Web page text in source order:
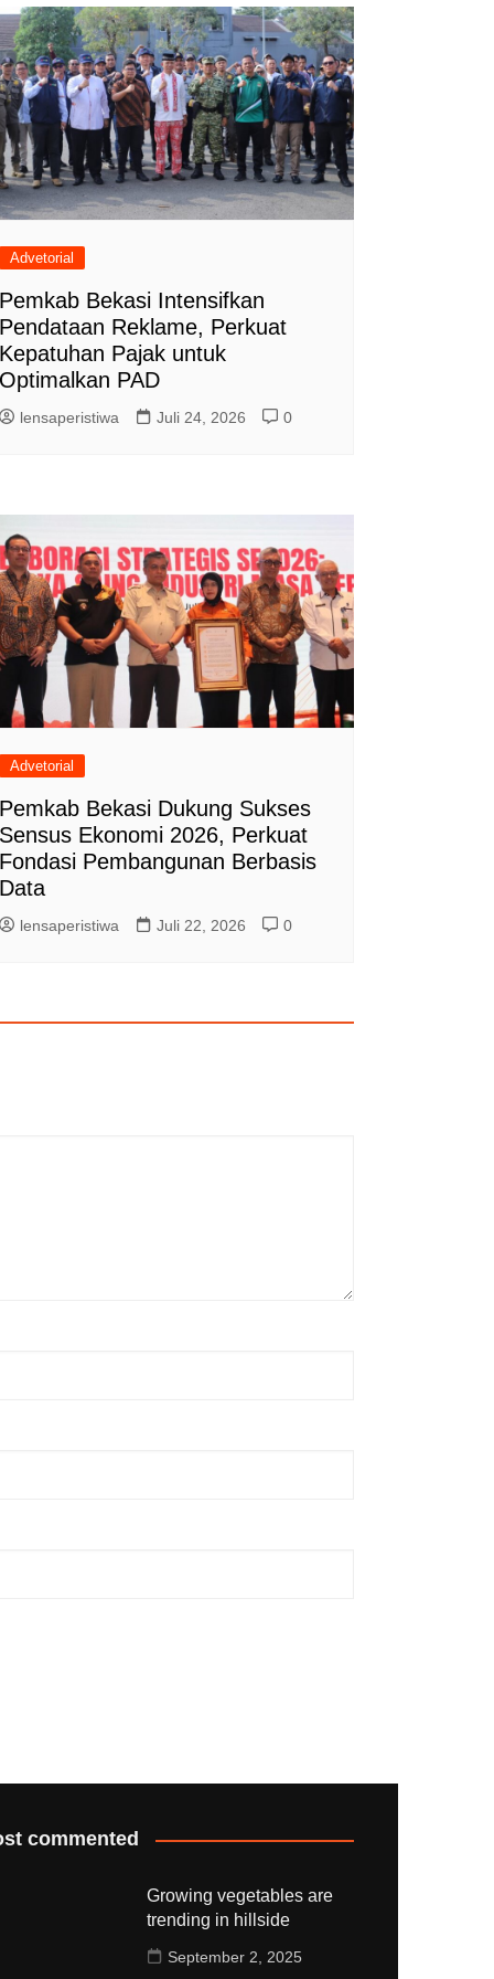
Advetorial
Bekasi Intensifkan
Reklame, Perkuat
Pajak untuk
PAD
lensaperistiwa Juli 24, 2026 0
Advetorial
Bekasi Dukung Sukses
Ekonomi 2026, Perkuat
Pembangunan Berbasis
lensaperistiwa Juli 22, 2026 0
commented
Growing vegetables are
trending in hillside
September 2, 2025